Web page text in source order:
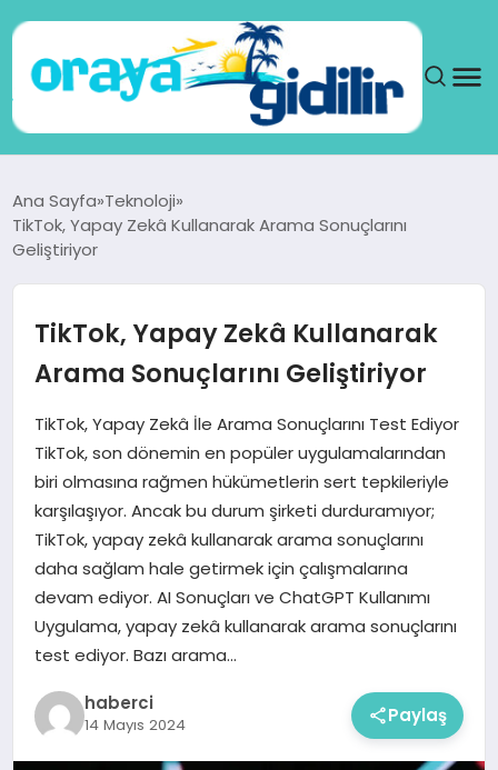
SAĞLIK
TEKNOLOJI
YAŞAM
Ana Sayfa Teknoloji
TikTok, Yapay Zekâ Kullanarak Arama Sonuçlarını
Geliştiriyor
TikTok, Yapay Zekâ Kullanarak
Arama Sonuçlarını Geliştiriyor
TikTok, Yapay Zekâ İle Arama Sonuçlarını Test Ediyor
TikTok, son dönemin en popüler uygulamalarından
biri olmasına rağmen hükümetlerin sert tepkileriyle
karşılaşıyor. Ancak bu durum şirketi durduramıyor;
TikTok, yapay zekâ kullanarak arama sonuçlarını
daha sağlam hale getirmek için çalışmalarına
devam ediyor. AI Sonuçları ve ChatGPT Kullanımı
Uygulama, yapay zekâ kullanarak arama sonuçlarını
test ediyor. Bazı arama…
haberci
14 Mayıs 2024 Paylaş